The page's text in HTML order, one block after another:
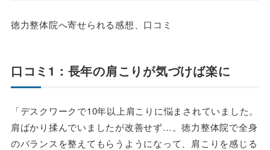
徳力整体院へ寄せられる感想、口コミ
口コミ1：長年の肩こりが気づけば楽に
「デスクワークで10年以上肩こりに悩まされていました。
肩ばかり揉んでいましたが改善せず…。徳力整体院で全身
のバランスを整えてもらうようになって、肩こりを感じる